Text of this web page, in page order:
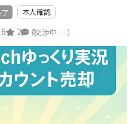
本人確認
2 4
（交渉中 : - ）